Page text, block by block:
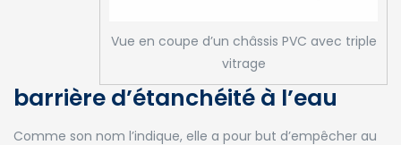
Vue en coupe d’un châssis PVC avec triple
vitrage
barrière d’étanchéité à l’eau
Comme son nom l’indique, elle a pour but d’empêcher au